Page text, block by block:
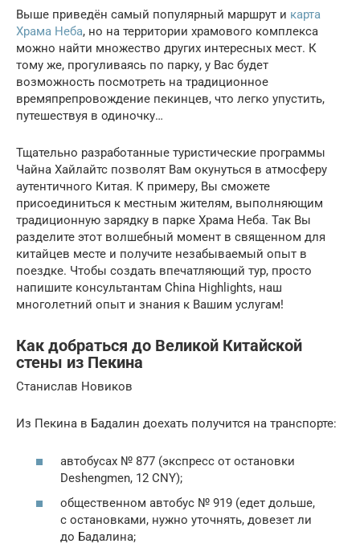
Выше приведён самый популярный маршрут и карта
Храма Неба, но на территории храмового комплекса
можно найти множество других интересных мест. К
тому же, прогуливаясь по парку, у Вас будет
возможность посмотреть на традиционное
времяпрепровождение пекинцев, что легко упустить,
путешествуя в одиночку…
Тщательно разработанные туристические программы
Чайна Хайлайтс позволят Вам окунуться в атмосферу
аутентичного Китая. К примеру, Вы сможете
присоединиться к местным жителям, выполняющим
традиционную зарядку в парке Храма Неба. Так Вы
разделите этот волшебный момент в священном для
китайцев месте и получите незабываемый опыт в
поездке. Чтобы создать впечатляющий тур, просто
напишите консультантам China Highlights, наш
многолетний опыт и знания к Вашим услугам!
Как добраться до Великой Китайской
стены из Пекина
Станислав Новиков
Из Пекина в Бадалин доехать получится на транспорте:
автобусах № 877 (экспресс от остановки
Deshengmen, 12 CNY);
общественном автобус № 919 (едет дольше,
с остановками, нужно уточнять, довезет ли
до Бадалина;